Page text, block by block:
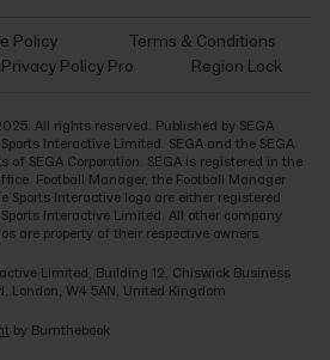
Policy
Terms & Conditions
Privacy Policy Pro Region Lock
All rights reserved. Published by SEGA
Interactive Limited. SEGA and the SEGA
of SEGA Corporation. SEGA is registered in the
Football Manager, the Football Manager
Sports Interactive logo are either registered
Interactive Limited. All other company
are property of their respective owners.
Limited, Building 12, Chiswick Business
London, W4 5AN, United Kingdom
by Burnthebook